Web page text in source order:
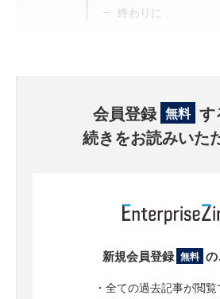
終わりに
会員登録 無料 す
続きをお読みいた
新規会員登録 無料
・全ての過去記事が閲